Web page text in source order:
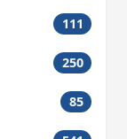
111
250
85